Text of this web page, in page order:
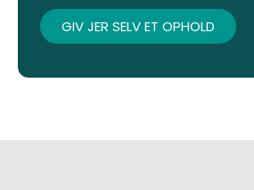
GIV JER SELV ET OPHOLD